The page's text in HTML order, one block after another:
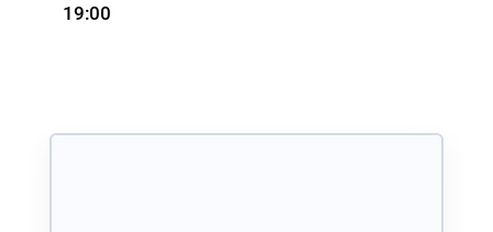
19:00